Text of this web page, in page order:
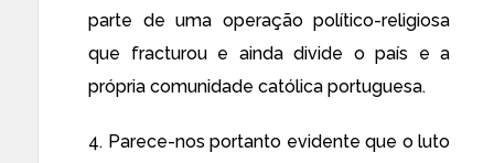
parte de uma operação político-religiosa
que fracturou e ainda divide o país e a
própria comunidade católica portuguesa.
4. Parece-nos portanto evidente que o luto